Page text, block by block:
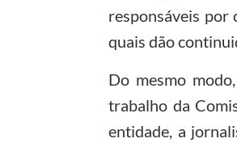
responsáveis por
quais dão
Do mesmo
trabalho da
entidade, a